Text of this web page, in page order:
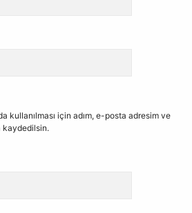
kullanılması için adım, e-posta adresim ve
kaydedilsin.